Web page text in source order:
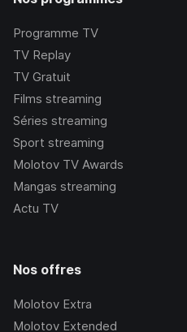
Programme TV
TV Replay
TV Gratuit
Films streaming
Séries streaming
Sport streaming
Molotov TV Awards
Mangas streaming
Actu TV
Nos offres
Molotov Extra
Molotov Extended